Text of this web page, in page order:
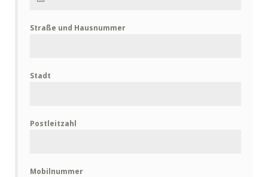
Straße und Hausnummer
Stadt
Postleitzahl
Mobilnummer